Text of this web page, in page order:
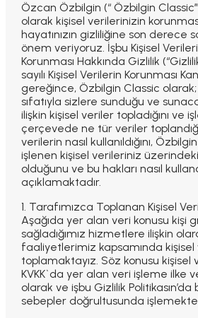
Özcan Özbilgin (“ Özbilgin
olarak kişisel verilerinizin
hayatınızın gizliliğine son derece
önem veriyoruz. İşbu Kişisel
Korunması Hakkında Gizlilik
sayılı Kişisel Verilerin Korunması
gereğince, Özbilgin Classic
sıfatıyla sizlere sunduğu ve
ilişkin kişisel veriler topladığını ve
çerçevede ne tür veriler
verilerin nasıl kullanıldığını,
işlenen kişisel verileriniz üzerindeki
olduğunu ve bu hakları nasıl
açıklamaktadır.
1. Tarafımızca Toplanan Kişisel
Aşağıda yer alan veri konusu kişi
sağladığımız hizmetlere ilişkin
faaliyetlerimiz kapsamında kişisel
toplamaktayız. Söz konusu
KVKK`da yer alan veri işleme ilke
olarak ve işbu Gizlilik
sebepler doğrultusunda